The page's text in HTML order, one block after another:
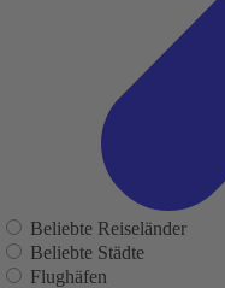
Beliebte Reiseländer
Beliebte Städte
Flughäfen